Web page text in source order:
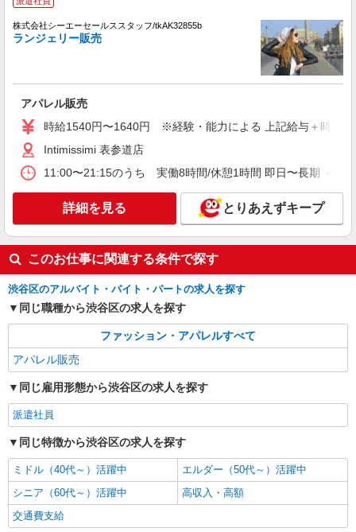
派遣社員
株式会社シーエーセールススタッフ/tkGS38640a
キープ 詳細を見る
派遣社員
アパレル販売
時給1400円〜1550円 ■月給例【23万円〜26万
円】 ■22日間勤務の場合＝247,500円（内訳：時
給1500円×実働7時間30分×22日） ＋残業代
（1.25倍：1分単位で支給） ※時給は経験により
変動します。
代官山店（路面店）
キープ 詳細を見る
株式会社シーエーセールススタッフ/tkYH42400a
時給1400円〜1500円 ■月給例【23万円〜26万
（1.25倍：1分単位で支給） ※時給は経験により
変動します。
派遣社員
株式会社シーエーセールススタッフ/tkNS28241c
アパレル販売
株式会社シーエーセールススタッフ/tkAK32855b
ランジェリー販売
アパレル販売
時給1540円〜1640円 ※経験・能力による 上記給与＋時間
Intimissimi 表参道店
11:00〜21:15のうち 実働8時間/休憩1時間 即日〜長期 ＜勤
詳細を見る とりあえずキープ
このお仕事に関連する条件で探す
渋谷区のアルバイト・バイト・パートの求人を探す
同じ職種から渋谷区の求人を探す
ファッション・アパレルすべて
アパレル販売
同じ雇用形態から渋谷区の求人を探す
派遣社員
同じ特徴から渋谷区の求人を探す
ミドル（40代～）活躍中
エルダー（50代～）活躍中
シニア（60代～）活躍中
高収入・高額
交通費支給